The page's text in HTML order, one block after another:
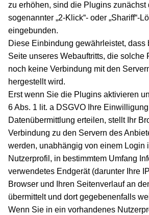
zu erhöhen, sind die Plugins zunächst
sogenannter „2-Klick“- oder „Shariff“-
eingebunden.
Diese Einbindung gewährleistet, dass
Seite unseres Webauftritts, die solche
noch keine Verbindung mit den
hergestellt wird.
Erst wenn Sie die Plugins aktivieren
6 Abs. 1 lit. a DSGVO Ihre
Datenübermittlung erteilen, stellt Ihr
Verbindung zu den Servern des
werden, unabhängig von einem Login
Nutzerprofil, in bestimmtem Umfang
verwendetes Endgerät (darunter Ihre
Browser und Ihren Seitenverlauf an
übermittelt und dort gegebenenfalls
Wenn Sie in ein vorhandenes